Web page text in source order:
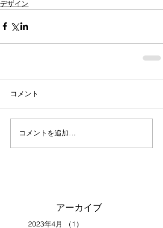
デザイン
コメント
コメントを追加…
アーカイブ
2023年4月 （1）